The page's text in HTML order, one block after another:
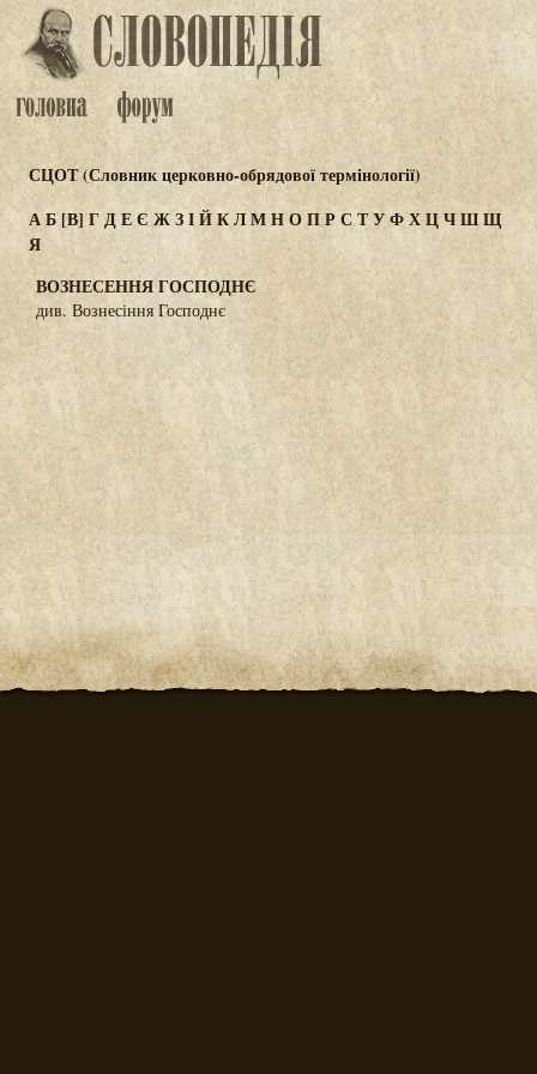
СЦОТ (Словник церковно-обрядової термінології)
АБ [В] ГДЕЄ ЖЗІЙКЛМНОПРСТУФХЦЧШЩ
Я
ВОЗНЕСЕННЯ ГОСПОДНЄ
див. Вознесіння Господнє